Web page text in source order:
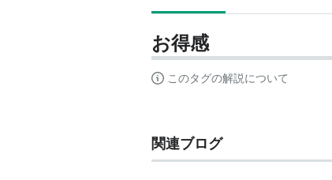
お得感
このタグの解説について
関連ブログ